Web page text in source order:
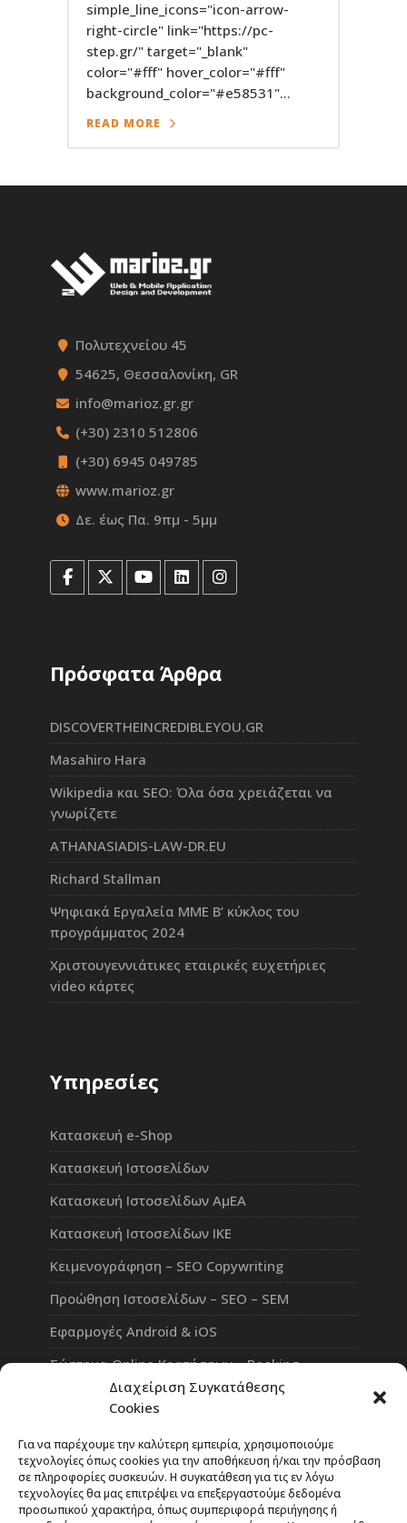
Διαχείριση Συγκατάθεσης
Cookies
Για να παρέχουμε την καλύτερη εμπειρία, χρησιμοποιούμε
τεχνολογίες όπως cookies για την αποθήκευση ή/και την πρόσβαση
σε πληροφορίες συσκευών. Η συγκατάθεση για τις εν λόγω
τεχνολογίες θα μας επιτρέψει να επεξεργαστούμε δεδομένα
προσωπικού χαρακτήρα, όπως συμπεριφορά περιήγησης ή
simple_line_icons="icon-arrow-
right-circle" link="https://pc-
step.gr/" target="_blank"
color="#fff" hover_color="#fff"
background_color="#e58531"...
READ MORE
Πολυτεχνείου 45
54625, Θεσσαλονίκη, GR
info@marioz.gr.gr
(+30) 2310 512806
(+30) 6945 049785
www.marioz.gr
Δε. έως Πα. 9πμ - 5μμ
Πρόσφατα Άρθρα
DISCOVERTHEINCREDIBLEYOU.GR
Masahiro Hara
Wikipedia και SEO: Όλα όσα χρειάζεται να
γνωρίζετε
ATHANASIADIS-LAW-DR.EU
Richard Stallman
Ψηφιακά Εργαλεία ΜΜΕ Β’ κύκλος του
προγράμματος 2024
Χριστουγεννιάτικες εταιρικές ευχετήριες
video κάρτες
Υπηρεσίες
Κατασκευή e-Shop
Κατασκευή Ιστοσελίδων
Κατασκευή Ιστοσελίδων ΑμΕΑ
Κατασκευή Ιστοσελίδων ΙΚΕ
Κειμενογράφηση – SEO Copywriting
Προώθηση Ιστοσελίδων – SEO – SEM
Εφαρμογές Android & iOS
Σύστημα Online Κρατήσεων – Booking
Πλατφόρμα Τηλεκπαίδευσης eLearning